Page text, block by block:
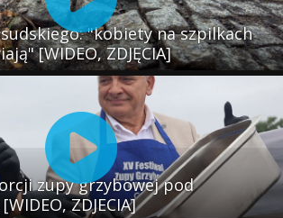
"kobiety na szpilkach
[WIDEO, ZDJĘCIA]
zupy grzybowej pod
ZDJECIA]